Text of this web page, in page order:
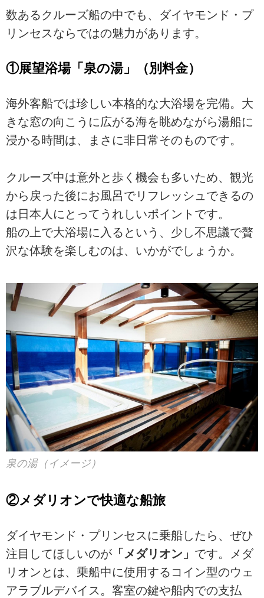
数あるクルーズ船の中でも、ダイヤモンド・プ
リンセスならではの魅力があります。
①展望浴場「泉の湯」（別料金）
海外客船では珍しい本格的な大浴場を完備。大
きな窓の向こうに広がる海を眺めながら湯船に
浸かる時間は、まさに非日常そのものです。
クルーズ中は意外と歩く機会も多いため、観光
から戻った後にお風呂でリフレッシュできるの
は日本人にとってうれしいポイントです。
船の上で大浴場に入るという、少し不思議で贅
沢な体験を楽しむのは、いかがでしょうか。
泉の湯（イメージ）
②メダリオンで快適な船旅
ダイヤモンド・プリンセスに乗船したら、ぜひ
注目してほしいのが 「メダリオン」 です。メダ
リオンとは、乗船中に使用するコイン型のウェ
アラブルデバイス。客室の鍵や船内での支払